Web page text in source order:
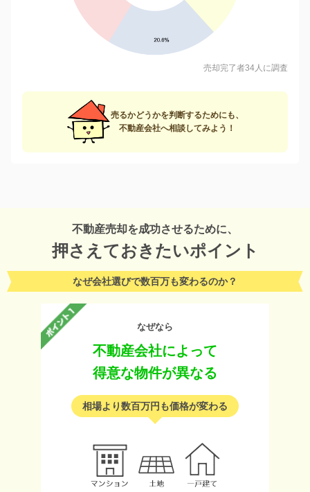
売却完了者34人に調査
売るかどうかを判断するためにも、
不動産会社へ相談してみよう！
不動産売却を成功させるために、
押さえておきたいポイント
なぜ会社選びで数百万も変わるのか？
なぜなら
不動産会社によって
得意な物件が異なる
相場より数百万円も価格が変わる